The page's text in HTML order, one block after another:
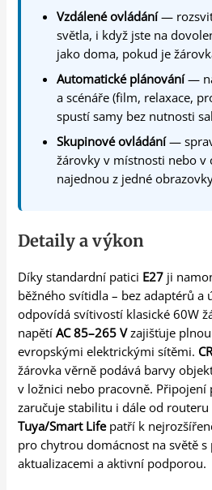
Vzdálené ovládání—
světla, i když jste na
jako doma, pokud je
Automatické plánování—
a scénáře (film, relaxace,
spustí samy bez nutnosti
Skupinové ovládání—
žárovky v místnosti nebo v
najednou z jedné
Detaily a výkon
Díky standardní patici E27 ji
běžného svítidla – bez adaptérů
odpovídá svítivostí klasické 60W
napětíAC 85–265 Vzajišťuje
evropskými elektrickými sítěmi.
žárovka věrně podává barvy
v ložnici nebo pracovně.
zaručuje stabilitu i dále od
Tuya/Smart Lifepatří k
pro chytrou domácnost na světě
aktualizacemi a aktivní podporou.